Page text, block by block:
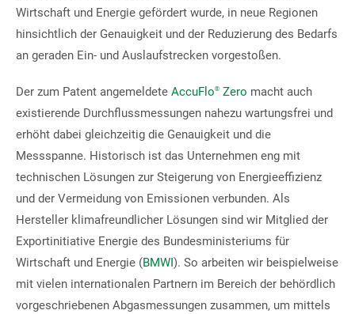
Wirtschaft und Energie gefördert wurde, in neue Regionen
hinsichtlich der Genauigkeit und der Reduzierung des Bedarfs
an geraden Ein- und Auslaufstrecken vorgestoßen.
Der zum Patent angemeldete AccuFlo® Zero macht auch
existierende Durchflussmessungen nahezu wartungsfrei und
erhöht dabei gleichzeitig die Genauigkeit und die
Messspanne. Historisch ist das Unternehmen eng mit
technischen Lösungen zur Steigerung von Energieeffizienz
und der Vermeidung von Emissionen verbunden. Als
Hersteller klimafreundlicher Lösungen sind wir Mitglied der
Exportinitiative Energie des Bundesministeriums für
Wirtschaft und Energie (BMWI). So arbeiten wir beispielweise
mit vielen internationalen Partnern im Bereich der behördlich
vorgeschriebenen Abgasmessungen zusammen, um mittels